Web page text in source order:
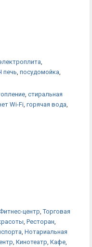
,
печь, посудомойка,
, стиральная
Wi-Fi, горячая вода,
центр,Торговая
, Ресторан,
, Нотариальная
, Кинотеатр, Кафе,